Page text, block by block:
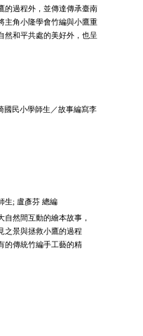
的過程外，並傳達傳承臺南
主角小隆學會竹編與小鷹重
然和平共處的美好外，也呈
國民小學師生／故事編寫李
生; 盧彥芬 總編
然間互動的繪本故事，
之景與拯救小鷹的過程
的傳統竹編手工藝的精